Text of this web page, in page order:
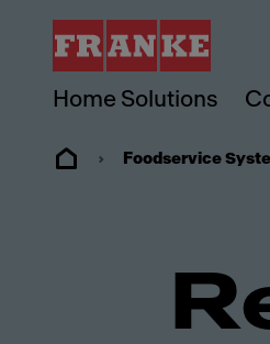
Home Solutions
Foodservice